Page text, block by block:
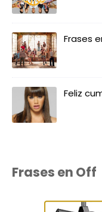
Frases
Feliz
Frases en Off